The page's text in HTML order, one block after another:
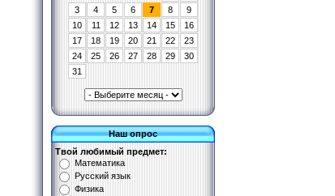
3
4 5 6 7 8
9
10
11 12 13 14 15
16
17
18 19 20 21 22
23
24
25 26 27 28 29
30
31
Наш опрос
Твой любимый предмет:
Математика
Русский язык
Физика